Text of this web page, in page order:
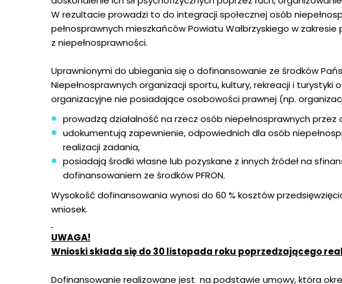
W rezultacie prowadzi to do integracji społecznej osób
pełnosprawnych mieszkańców Powiatu Wałbrzyskiego w
z niepełnosprawności.
Uprawnionymi do ubiegania się o dofinansowanie ze środków
Niepełnosprawnych organizacji sportu, kultury, rekreacji i
organizacyjne nie posiadające osobowości prawnej (np.
prowadzą działalność na rzecz osób niepełnosprawnych przez
udokumentują zapewnienie, odpowiednich dla osób
realizacji zadania,
posiadają środki własne lub pozyskane z innych źródeł na
dofinansowaniem ze środków PFRON.
Wysokość dofinansowania wynosi do 60 % kosztów
wniosek.
UWAGA!
Wnioski składa się do 30 listopada roku poprzedzającego
Dofinansowanie realizowane jest na podstawie umowy, która